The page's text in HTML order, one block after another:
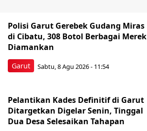
Garut
Polisi Garut Gerebek Gudang Miras
di Cibatu, 308 Botol Berbagai Merek
Diamankan
Sabtu, 8 Agu 2026 - 11:54
Pelantikan Kades Definitif di Garut
Ditargetkan Digelar Senin, Tinggal
Dua Desa Selesaikan Tahapan